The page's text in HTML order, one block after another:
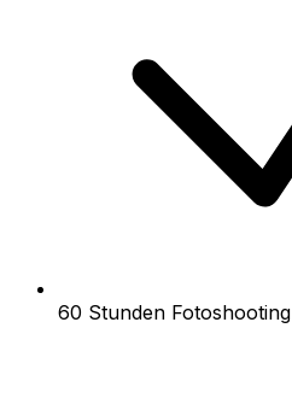
60 Stunden Fotoshooting